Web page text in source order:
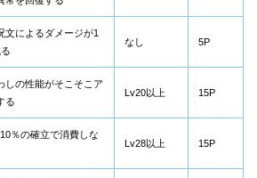
文によるダメージが1
なし 5P
しの性能がそこそこア
る
Lv20以上 15P
％の確立で消費しな
Lv28以上 15P